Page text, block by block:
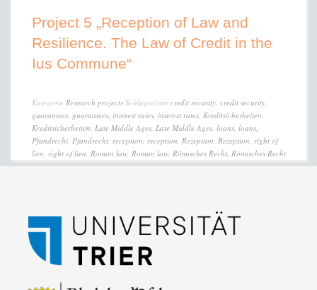
Project 5 „Reception of Law and
Resilience. The Law of Credit in the
Ius Commune“
Kategorie Research projects Schlagwörtercredit security, credit security,
guarantees, guarantees, interest rates, interest rates, Kreditsicherheiten,
Kreditsicherheiten, Late Middle Ages, Late Middle Ages, loans, loans,
Pfandrecht, Pfandrecht, reception, reception, Rezeption, Rezeption, right of
lien, right of lien, Roman law, Roman law, Römisches Recht, Römisches Recht